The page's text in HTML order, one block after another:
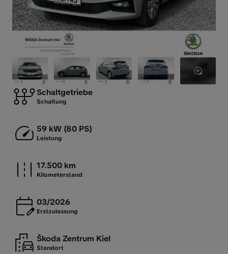
Schaltgetriebe
Schaltung
59 kW (80 PS)
Leistung
17.500 km
Kilometerstand
03/2026
Erstzulassung
Škoda Zentrum Kiel
Standort